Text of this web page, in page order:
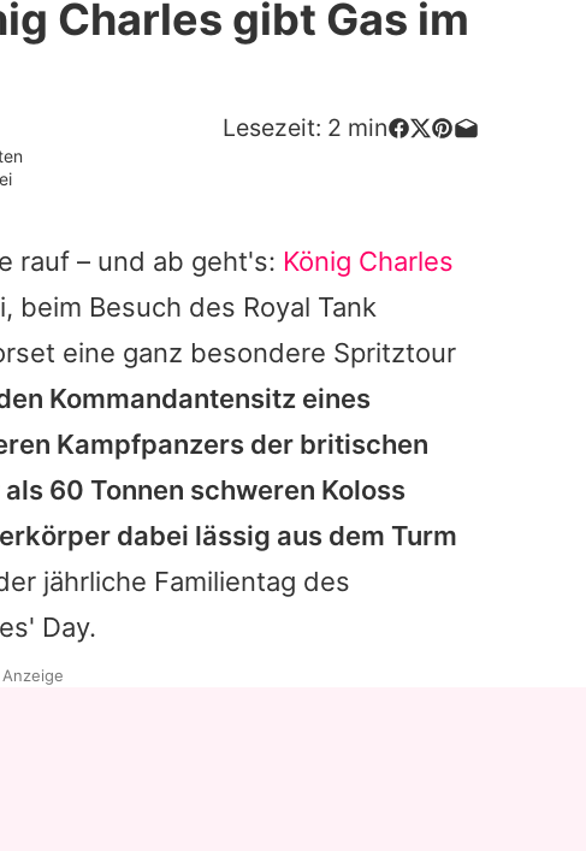
& Serien
& Liebe
Team
Richtlinien
Charles gibt Gas im
Lesezeit: 2 min
rauf – und ab geht's: König Charles
beim Besuch des Royal Tank
eine ganz besondere Spritztour
Kommandantensitz eines
Kampfpanzers der britischen
60 Tonnen schweren Koloss
dabei lässig aus dem Turm
jährliche Familientag des
Day.
Anzeige